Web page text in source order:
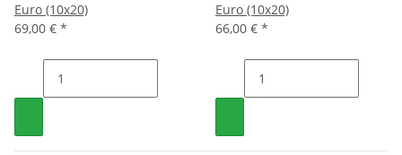
Euro (10x20)
69,00 € *
Euro (10x20)
66,00 € *